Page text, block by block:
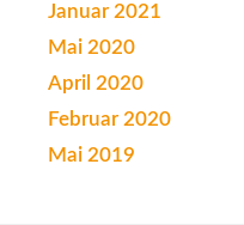
Januar 2021
Mai 2020
April 2020
Februar 2020
Mai 2019